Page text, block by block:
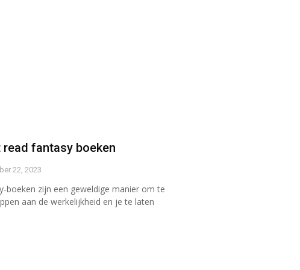
read fantasy boeken
22, 2023
boeken zijn een geweldige manier om te
aan de werkelijkheid en je te laten